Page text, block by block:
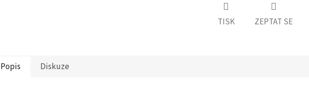
TISK ZEPTAT SE
Popis Diskuze